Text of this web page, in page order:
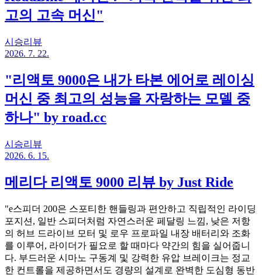
고의 고속 머신"
시승리뷰
2026. 7. 22.
"리액토 9000은 내가 타본 에어로 레이싱
머신 중 최고의 성능을 자랑하는 모델 중
하나" by road.cc
시승리뷰
2026. 6. 15.
메리다 리액토 9000 리뷰 by Just Ride
"e스피더 200은 스포티한 핸들링과 편안하고 직립적인 라이딩
포지션, 일반 스피더처럼 자연스러운 페달링 느낌, 낮은 저항
의 허브 드라이브 모터 및 로우 프로파일 내장 배터리와 조화
를 이루어, 라이더가 필요로 할 때마다 약간의 힘을 실어줍니
다. 부드러운 시마노 구동계 및 강력한 유압 브레이크는 정교
한 컨트롤을 제공하면서도 경량의 설계로 완벽한 도심형 동반